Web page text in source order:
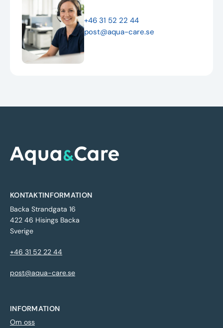
+46 31 52 22 44
post@aqua-care.se
KONTAKTINFORMATION
Backa Strandgata 16
422 46 Hisings Backa
Sverige
+46 31 52 22 44
post@aqua-care.se
INFORMATION
Om oss